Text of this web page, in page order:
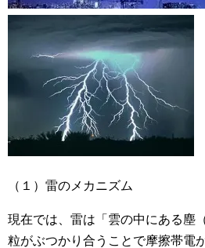
（１）雷のメカニズム
現在では、雷は「雲の中にある塵
粒がぶつかり合うことで摩擦帯電